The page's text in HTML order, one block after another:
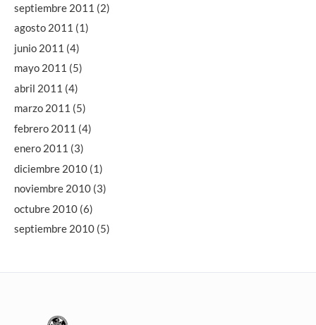
septiembre 2011 (2)
agosto 2011 (1)
junio 2011 (4)
mayo 2011 (5)
abril 2011 (4)
marzo 2011 (5)
febrero 2011 (4)
enero 2011 (3)
diciembre 2010 (1)
noviembre 2010 (3)
octubre 2010 (6)
septiembre 2010 (5)